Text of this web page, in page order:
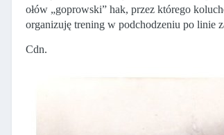
ołów „goprowski” hak, przez którego
organizuję trening w podchodzeniu po linie
Cdn.